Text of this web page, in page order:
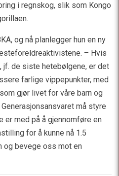
i regnskog, slik som Kongo
og nå planlegger hun en ny
– Hvis
de siste hetebølgene, er det
farlige vippepunkter, med
gjør livet for våre barn og
må styre
er med på å gjennomføre en
for å kunne nå 1.5
og bevege oss mot en